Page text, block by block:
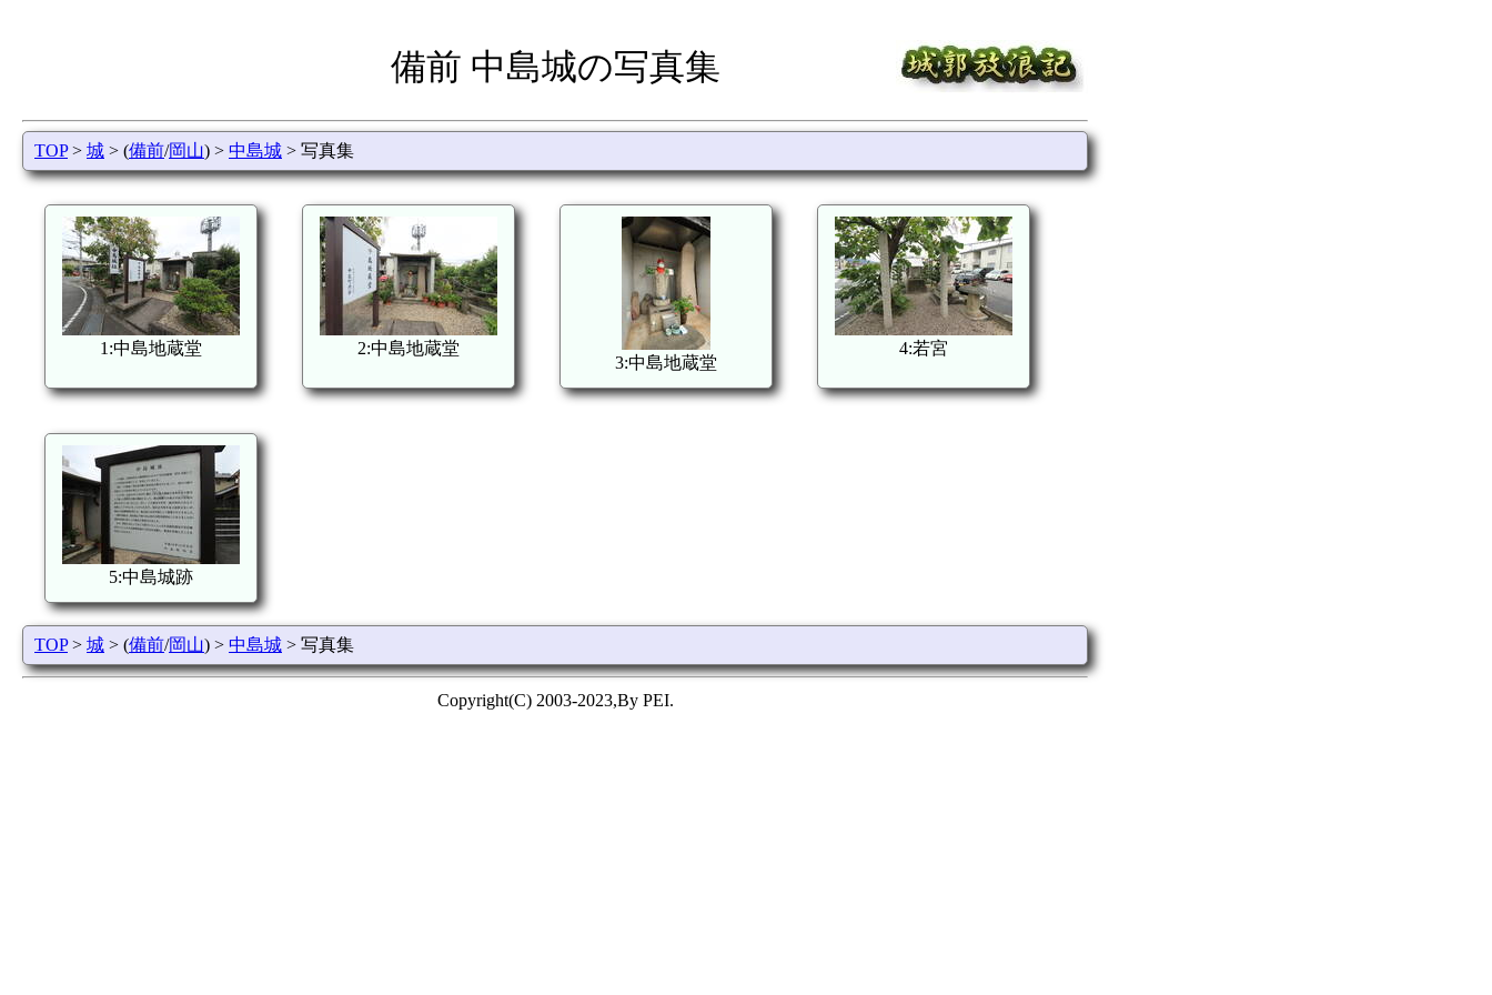
備前 中島城の写真集
TOP> 城 > (備前/岡山) > 中島城 > 写真集
1:中島地蔵堂 2:中島地蔵堂
3:中島地蔵堂
4:若宮
5:中島城跡
TOP> 城 > (備前/岡山) > 中島城 > 写真集
Copyright(C) 2003-2023,By PEI.